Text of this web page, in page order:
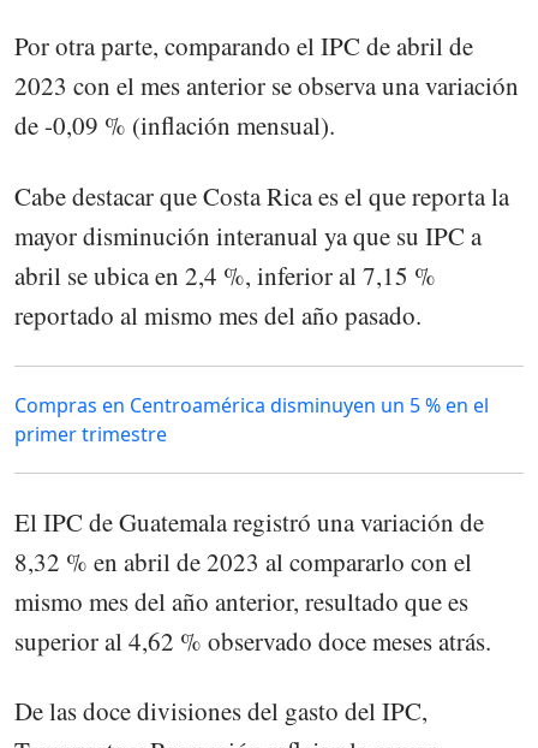
Por otra parte, comparando el IPC de abril de
2023 con el mes anterior se observa una variación
de -0,09 % (inflación mensual).
Cabe destacar que Costa Rica es el que reporta la
mayor disminución interanual ya que su IPC a
abril se ubica en 2,4 %, inferior al 7,15 %
reportado al mismo mes del año pasado.
Compras en Centroamérica disminuyen un 5 % en el
primer trimestre
El IPC de Guatemala registró una variación de
8,32 % en abril de 2023 al compararlo con el
mismo mes del año anterior, resultado que es
superior al 4,62 % observado doce meses atrás.
De las doce divisiones del gasto del IPC,